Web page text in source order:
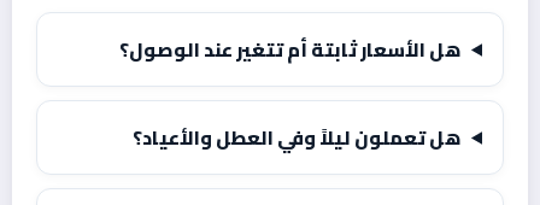
هل الأسعار ثابتة أم تتغير عند الوصول؟
هل تعملون ليلاً وفي العطل والأعياد؟